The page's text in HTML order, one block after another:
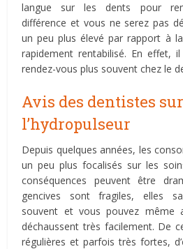
langue sur les dents pour
différence et vous ne serez pas
un peu plus élevé par rapport à
rapidement rentabilisé. En effet,
rendez-vous plus souvent chez le
Avis des dentistes sur
l’hydropulseur
Depuis quelques années, les
un peu plus focalisés sur les
conséquences peuvent être
gencives sont fragiles, elles
souvent et vous pouvez même
déchaussent très facilement. De
régulières et parfois très fortes,